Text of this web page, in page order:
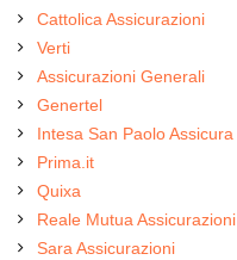
Cattolica Assicurazioni
Verti
Assicurazioni Generali
Genertel
Intesa San Paolo Assicura
Prima.it
Quixa
Reale Mutua Assicurazioni
Sara Assicurazioni